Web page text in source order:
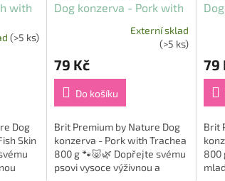
with
(>5 ks)
Dog
Skin
Dog konzerva - Pork with
produktu
je
z
hvězdiček.
Externí sklad
(>5 ks)
79 Kč
Do košíku
Brit Premium by Nature Dog
konzerva - Pork with Trachea
800 g 🐾🐷🌿 Dopřejte svému
psovi vysoce výživnou a
79
Brit
800